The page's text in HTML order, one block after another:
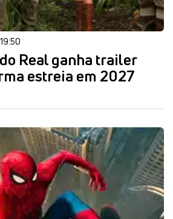
Real ganha trailer
estreia em 2027